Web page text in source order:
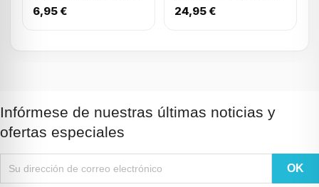
Verde
6,95 €
Set of 10
24,95 €
Infórmese de nuestras últimas noticias y
ofertas especiales